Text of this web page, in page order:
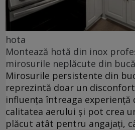
hota
Montează hotă din inox
mirosurile neplăcute din
Mirosurile persistente din
reprezintă doar un
influența întreaga
calitatea aerului și pot crea
plăcut atât pentru angajați,